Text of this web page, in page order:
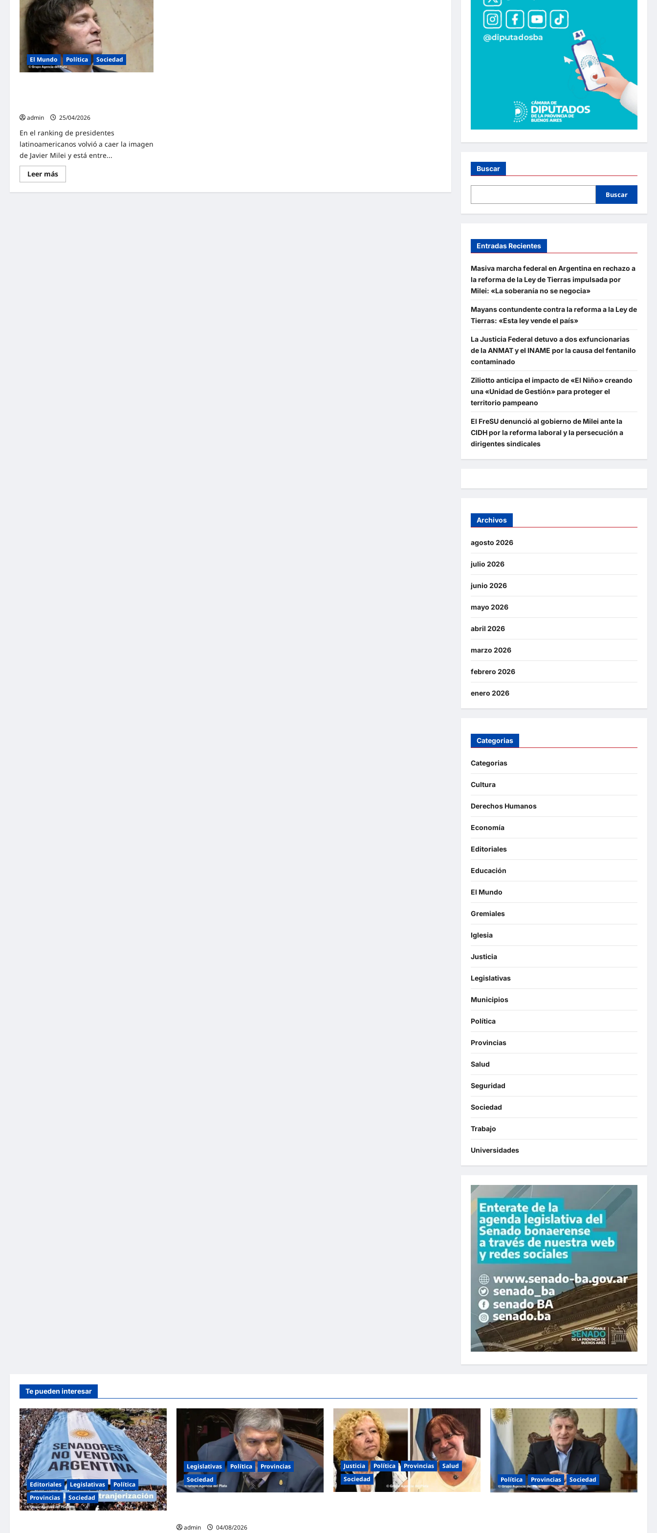
El Mundo Política Sociedad
admin
25/04/2026
En el ranking de presidentes
latinoamericanos volvió a caer la imagen
de Javier Milei y está entre...
Leer másLee
más
Milei
Buscar
Buscar
Entradas Recientes
Masiva marcha federal en Argentina en rechazo a
la reforma de la Ley de Tierras impulsada por
Milei: «La soberanía no se negocia»
Mayans contundente contra la reforma a la Ley de
Tierras: «Esta ley vende el país»
La Justicia Federal detuvo a dos exfuncionarias
de la ANMAT y el INAME por la causa del fentanilo
contaminado
Ziliotto anticipa el impacto de «El Niño» creando
una «Unidad de Gestión» para proteger el
territorio pampeano
El FreSU denunció al gobierno de Milei ante la
CIDH por la reforma laboral y la persecución a
dirigentes sindicales
Archivos
agosto 2026
julio 2026
junio 2026
mayo 2026
abril 2026
marzo 2026
febrero 2026
enero 2026
Categorias
Categorias
Cultura
Derechos Humanos
Economía
Editoriales
Educación
El Mundo
Gremiales
Iglesia
Justicia
Legislativas
Municipios
Política
Provincias
Salud
Seguridad
Sociedad
Trabajo
Universidades
Te pueden interesar
Editoriales Legislativas
Política
Provincias
Sociedad
Legislativas Política
Provincias
Sociedad
admin
04/08/2026
Justicia Política Provincias
Salud
Sociedad
Política Provincias Sociedad